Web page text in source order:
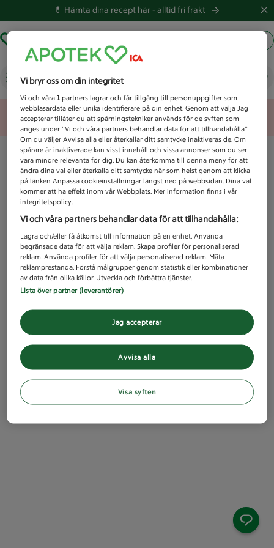
💊 Hämta dina recept här -alltid fri frakt
Vad letar du efter idag?
Unknown error
Vi bryr oss om din integritet
Vi och våra1 partners lagrar och får tillgång till personuppgifter som
webbläsardata eller unika identifierare på din enhet. Genom att välja Jag
accepterar tillåter du att spårningstekniker används för de syften som
anges under ”Vi och våra partners behandlar data för att tillhandahålla”.
Om du väljer Avvisa alla eller återkallar ditt samtycke inaktiveras de. Om
spårare är inaktiverade kan visst innehåll och vissa annonser som du ser
vara mindre relevanta för dig. Du kan återkomma till denna meny för att
ändra dina val eller återkalla ditt samtycke när som helst genom att klicka
på länken Anpassa cookieinställningar längst ned på webbsidan. Dina val
kommer att ha effekt inom vår Webbplats. Mer information finns i vår
integritetspolicy.
Vi och våra partners behandlar data för att tillhandahålla:
Lagra och/eller få åtkomst till information på en enhet. Använda
begränsade data för att välja reklam. Skapa profiler för personaliserad
reklam. Använda profiler för att välja personaliserad reklam. Mäta
reklamprestanda. Förstå målgrupper genom statistik eller kombinationer
av data från olika källor. Utveckla och förbättra tjänster.
Lista över partner (leverantörer)
Avvisa alla
Jag accepterar
Visa syften